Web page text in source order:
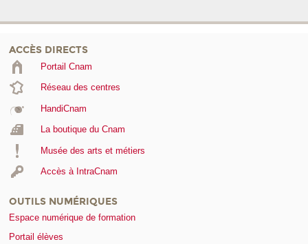
ACCÈS DIRECTS
Portail Cnam
Réseau des centres
HandiCnam
La boutique du Cnam
Musée des arts et métiers
Accès à IntraCnam
OUTILS NUMÉRIQUES
Espace numérique de formation
Portail élèves